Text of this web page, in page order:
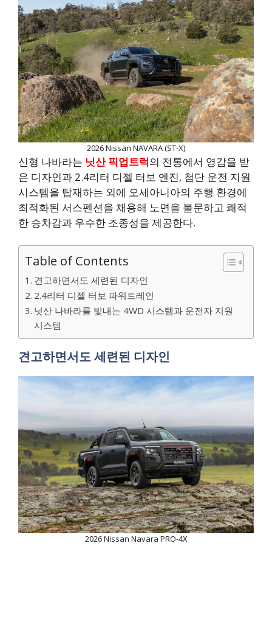
2026 Nissan NAVARA (ST-X)
신형 나바라는 닛산 픽업트럭의 전통에서 영감을 받
은 디자인과 2.4리터 디젤 터보 엔진, 첨단 운전 지원
시스템을 탑재하는 외에 오세아니아의 주행 환경에
최적화된 서스펜션을 채용해 노면을 불문하고 쾌적
한 승차감과 우수한 조종성을 제공한다.
Table of Contents
견고하면서도 세련된 디자인
2.4리터 디젤 터보 파워트레인
닛산 나바라를 빛내는 4WD 시스템과 운전자 지원
시스템
견고하면서도 세련된 디자인
2026 Nissan Navara PRO-4X